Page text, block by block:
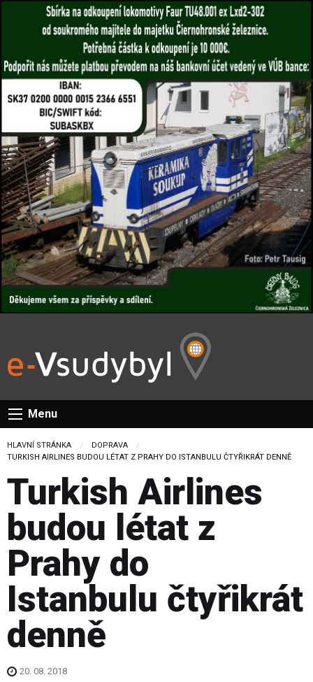
Menu
HLAVNÍ STRÁNKA
DOPRAVA
CURRENT:
TURKISH AIRLINES BUDOU LÉTAT Z PRAHY DO ISTANBULU ČTYŘIKRÁT DENNĚ
Turkish Airlines
budou létat z
Prahy do
Istanbulu čtyřikrát
denně
20. 08. 2018